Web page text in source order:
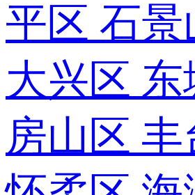
平区 石景
大兴区 东
房山区 丰